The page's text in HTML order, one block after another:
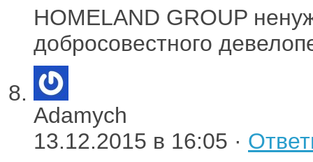
HOMELAND GROUP
добросовестного
Adamych
13.12.2015 в 16:05 ·